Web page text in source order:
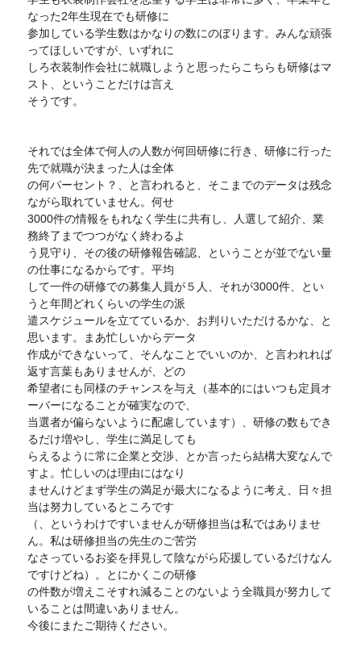
なった2年生現在でも研修に
参加している学生数はかなりの数にのぼります。みんな頑張
ってほしいですが、いずれに
しろ衣装制作会社に就職しようと思ったらこちらも研修はマ
スト、ということだけは言え
そうです。
それでは全体で何人の人数が何回研修に行き、研修に行った
先で就職が決まった人は全体
の何パーセント？、と言われると、そこまでのデータは残念
ながら取れていません。何せ
3000件の情報をもれなく学生に共有し、人選して紹介、業
務終了までつつがなく終わるよ
う見守り、その後の研修報告確認、ということが並でない量
の仕事になるからです。平均
して一件の研修での募集人員が５人、それが3000件、とい
うと年間どれくらいの学生の派
遣スケジュールを立てているか、お判りいただけるかな、と
思います。まあ忙しいからデータ
作成ができないって、そんなことでいいのか、と言われれば
返す言葉もありませんが、どの
希望者にも同様のチャンスを与え（基本的にはいつも定員オ
ーバーになることが確実なので、
当選者が偏らないように配慮しています）、研修の数もでき
るだけ増やし、学生に満足しても
らえるように常に企業と交渉、とか言ったら結構大変なんで
すよ。忙しいのは理由にはなり
ませんけどまず学生の満足が最大になるように考え、日々担
当は努力しているところです
（、というわけですいませんが研修担当は私ではありませ
ん。私は研修担当の先生のご苦労
なさっているお姿を拝見して陰ながら応援しているだけなん
ですけどね）。とにかくこの研修
の件数が増えこそすれ減ることのないよう全職員が努力して
いることは間違いありません。
今後にまたご期待ください。